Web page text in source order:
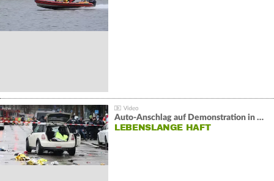
Auto-Anschlag auf Demonstration in München:
LEBENSLANGE HAFT